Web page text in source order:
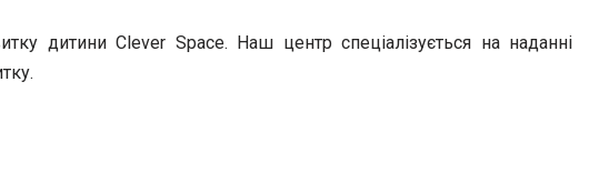
дитини Clever Space. Наш центр спеціалізується на наданні